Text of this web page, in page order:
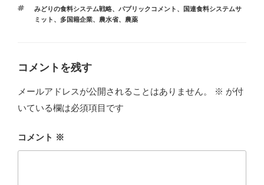
ゴ
リ
タ
グ
みどりの食料システム戦略、 パブリックコメント 、
国連食料システムサ
ミット 、 多国籍企業、 農水省、 農薬
コメントを残す
メールアドレスが公開されることはありません。 ※ が付
いている欄は必須項目です
コメント ※